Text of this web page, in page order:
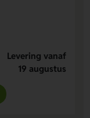
Levering vanaf
19 augustus